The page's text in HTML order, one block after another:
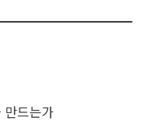
만드는가